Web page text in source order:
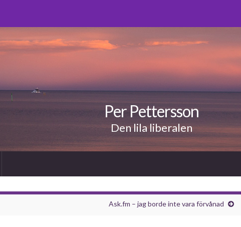
Per Pettersson
Den lila liberalen
Ask.fm – jag borde inte vara förvånad